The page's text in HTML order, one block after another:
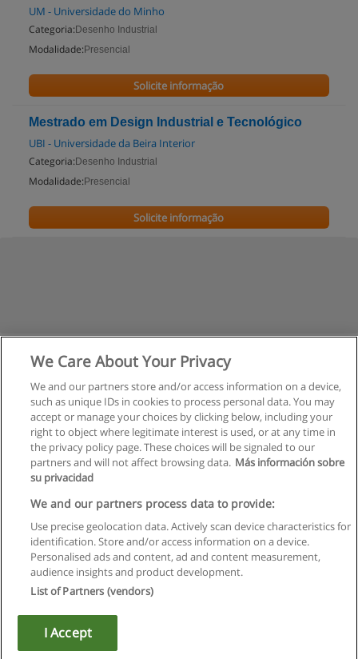
UM - Universidade do Minho
Categoria: Desenho Industrial
Modalidade: Presencial
Solicite informação
Mestrado em Design Industrial e Tecnológico
UBI - Universidade da Beira Interior
Categoria: Desenho Industrial
Modalidade: Presencial
Solicite informação
Regras de uso
Privacidade de dados
Entrar em contato com Educaedu
Copyright © Educaedu Business S.L. - CIF : B-95610580: -
We Care About Your Privacy
We and our partners store and/or access information on a device,
such as unique IDs in cookies to process personal data. You may
accept or manage your choices by clicking below, including your
right to object where legitimate interest is used, or at any time in
the privacy policy page. These choices will be signaled to our
partners and will not affect browsing data. Más información sobre
su privacidad
We and our partners process data to provide:
Use precise geolocation data. Actively scan device characteristics for
identification. Store and/or access information on a device.
Personalised ads and content, ad and content measurement,
audience insights and product development.
List of Partners (vendors)
I Accept